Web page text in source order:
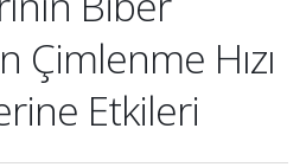
Çimlenme Hızı
Etkileri